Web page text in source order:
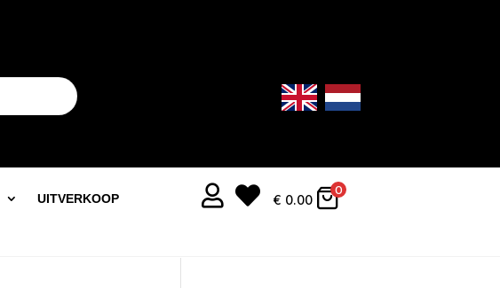
UITVERKOOP
  € 0.00
0